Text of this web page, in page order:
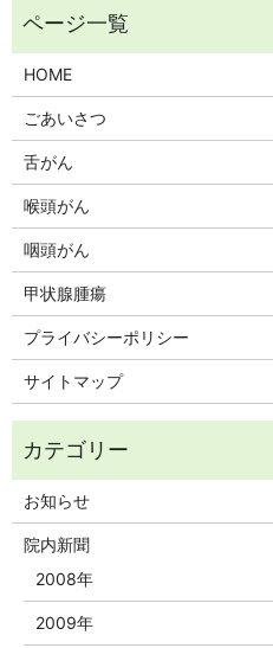
HOME
ごあいさつ
舌がん
喉頭がん
咽頭がん
甲状腺腫瘍
プライバシーポリシー
サイトマップ
お知らせ
院内新聞
2008年
2009年